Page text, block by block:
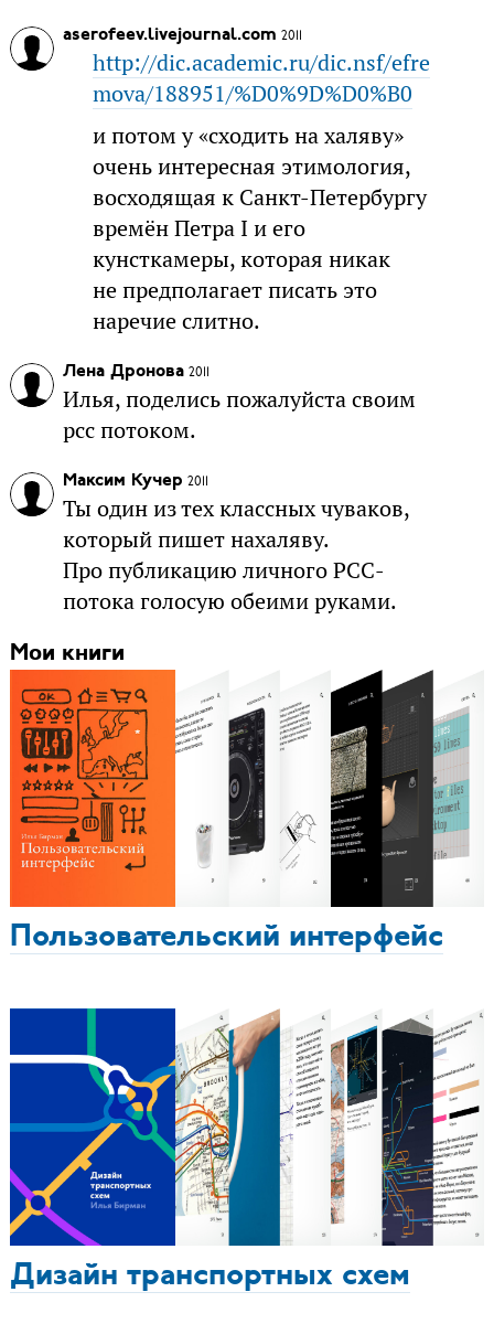
aserofeev.livejournal.com 2011
http://dic.academic.ru/dic.nsf/efre
mova/188951/%D0%9D%D0%B0
и потом у «сходить на халяву»
очень интересная этимология,
восходящая к Санкт-Петербургу
времён Петра I и его
кунсткамеры, которая никак
не предполагает писать это
наречие слитно.
Лена Дронова 2011
Илья, поделись пожалуйста своим
рсс потоком.
Максим Кучер 2011
Ты один из тех классных чуваков,
который пишет нахаляву.
Про публикацию личного РСС-
потока голосую обеими руками.
Мои книги
Пользовательский интерфейс
Дизайн транспортных схем